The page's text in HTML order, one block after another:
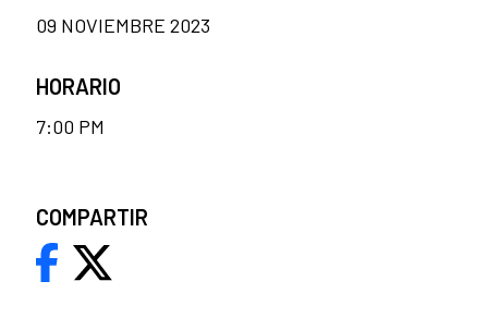
09 NOVIEMBRE 2023
HORARIO
7:00 PM
COMPARTIR